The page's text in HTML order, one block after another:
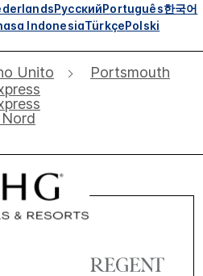
РусскийPortuguês한국어
IndonesiaTürkçePolski
Unito
Portsmouth